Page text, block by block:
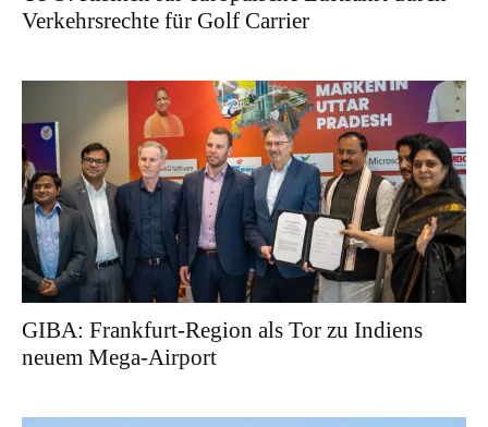
Verkehrsrechte für Golf Carrier
GIBA: Frankfurt-Region als Tor zu Indiens
neuem Mega-Airport